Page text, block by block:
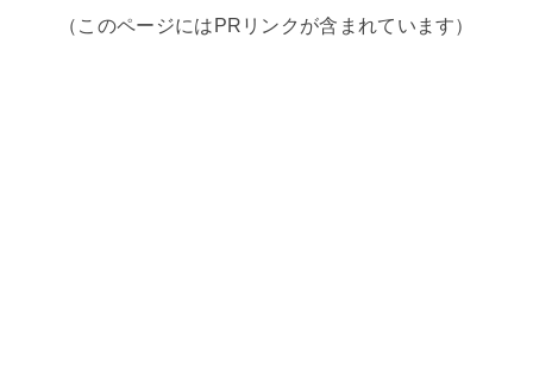
（このページにはPRリンクが含まれています）